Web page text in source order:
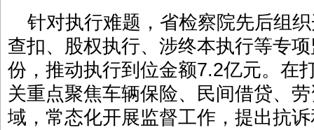
针对执行难题，省检察院先后组
查扣、股权执行、涉终本执行等专
份，推动执行到位金额7.2亿元。在
关重点聚焦车辆保险、民间借贷、
域，常态化开展监督工作，提出抗